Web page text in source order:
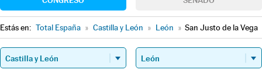
Estás en: Total España » Castilla y León » León » San Justo de la Vega